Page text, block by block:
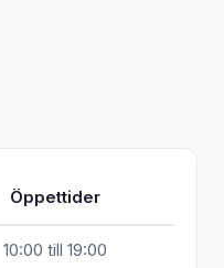
Öppettider
10:00 till 19:00